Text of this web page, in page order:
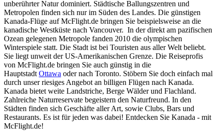
unberührter Natur dominiert. Städtische Ballungszentren und
Metropolen finden sich nur im Süden des Landes. Die günstigen
Kanada-Flüge auf McFlight.de bringen Sie beispielsweise an die
kanadische Westküste nach Vancouver. In der direkt am pazifischen
Ozean gelegenen Metropole fanden 2010 die olympischen
Winterspiele statt. Die Stadt ist bei Touristen aus aller Welt beliebt.
Sie liegt unweit der US-Amerikanischen Grenze. Die Reiseprofis
von McFlight.de bringen Sie auch günstig in die
Hauptstadt Ottawa oder nach Toronto. Stöbern Sie doch einfach mal
durch unser riesiges Angebot an billigen Flügen nach Kanada.
Kanada bietet weite Landstriche, Berge Wälder und Flachland.
Zahlreiche Naturreservate begeistern den Naturfreund. In den
Städten finden sich Geschäfte aller Art, sowie Clubs, Bars und
Restaurants. Es ist für jeden was dabei! Entdecken Sie Kanada - mit
McFlight.de!